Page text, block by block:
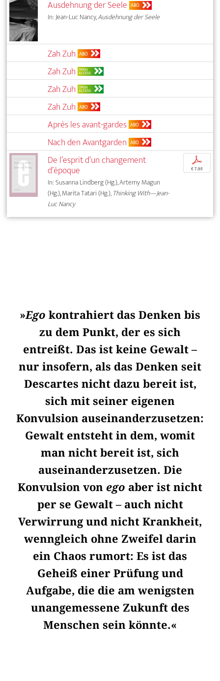
Ausdehnung der Seele ABO
In: Jean-Luc Nancy,Ausdehnung der Seele
Zah Zuh ABO
Zah Zuh OPEN
ACCESS
Zah Zuh OPEN
ACCESS
Zah Zuh ABO
Après les avant-gardes ABO
Nach den Avantgarden ABO
De l’esprit d’un changement
d’époque
In: Susanna Lindberg (Hg.), Artemy Magun
(Hg.), Marita Tatari (Hg.),Thinking With—Jean-
Luc Nancy
p
€ 7,95
»Ego kontrahiert das Denken bis
zu dem Punkt, der es sich
entreißt. Das ist keine Gewalt –
nur insofern, als das Denken seit
Descartes nicht dazu bereit ist,
sich mit seiner eigenen
Konvulsion auseinanderzusetzen:
Gewalt entsteht in dem, womit
man nicht bereit ist, sich
auseinanderzusetzen. Die
Konvulsion von ego aber ist nicht
per se Gewalt – auch nicht
Verwirrung und nicht Krankheit,
wenngleich ohne Zweifel darin
ein Chaos rumort: Es ist das
Geheiß einer Prüfung und
Aufgabe, die die am wenigsten
unangemessene Zukunft des
Menschen sein könnte.«